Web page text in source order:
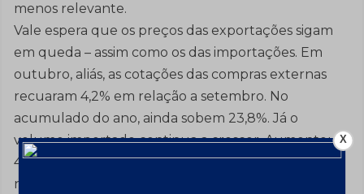
menos relevante.
Vale espera que os preços das exportações sigam
em queda – assim como os das importações. Em
outubro, aliás, as cotações das compras externas
recuaram 4,2% em relação a setembro. No
acumulado do ano, ainda sobem 23,8%. Já o
volume importado continua a crescer. Aumentou
4,5% sobre setembro, elevando para 22,1% a alta
no ano.
X